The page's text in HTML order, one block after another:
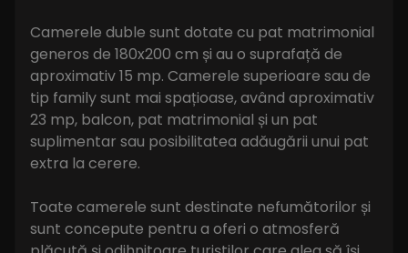
Camerele duble sunt dotate cu pat matrimonial
generos de 180x200 cm și au o suprafață de
aproximativ 15 mp. Camerele superioare sau de
tip family sunt mai spațioase, având aproximativ
23 mp, balcon, pat matrimonial și un pat
suplimentar sau posibilitatea adăugării unui pat
extra la cerere.
Toate camerele sunt destinate nefumătorilor și
sunt concepute pentru a oferi o atmosferă